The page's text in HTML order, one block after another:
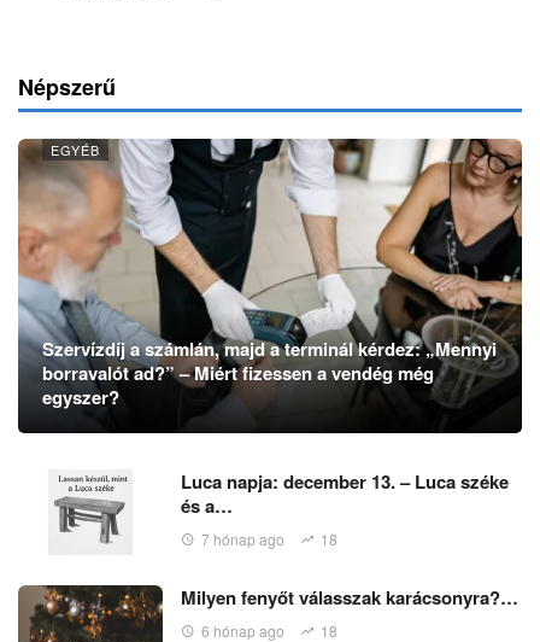
Népszerű
EGYÉB
Szervízdíj a számlán, majd a terminál kérdez: „Mennyi
borravalót ad?” – Miért fizessen a vendég még
egyszer?
Luca napja: december 13. – Luca széke
és a…
7 hónap ago 18
Milyen fenyőt válasszak karácsonyra?…
6 hónap ago 18